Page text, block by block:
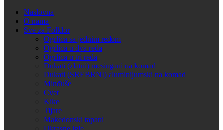
Naslovna
O nama
Sve za Folklor
Ogrlica sa jednim redom
Ogrlica u dva reda
Ogrlica u tri reda
Dukati (zlatni) mesingani na komad
Dukati (SREBRNI) aluminijumski na komad
Minđuše
Cvet
Kike
Tijare
Makedonski tapani
Ukrasne igle